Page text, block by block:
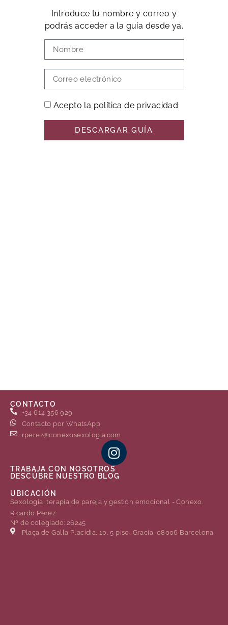
Introduce tu nombre y correo y
podrás acceder a la guía desde ya.
Acepto la política de privacidad
DESCARGAR GUÍA
CONTACTO
+34 614 356 929
Contacto por WhatsApp
rperez@conexosexologia.com
TRABAJA CON NOSOTROS
DESCÚBRE NUESTRO BLOG
UBICACIÓN
Sexología, terapia de pareja y gestión emocional - Conexo.
Ricardo Perez
Nº de colegiado: 26245
Plaça de Gal·la Placídia, 10, 5 piso, Gracia, 08006 Barcelona